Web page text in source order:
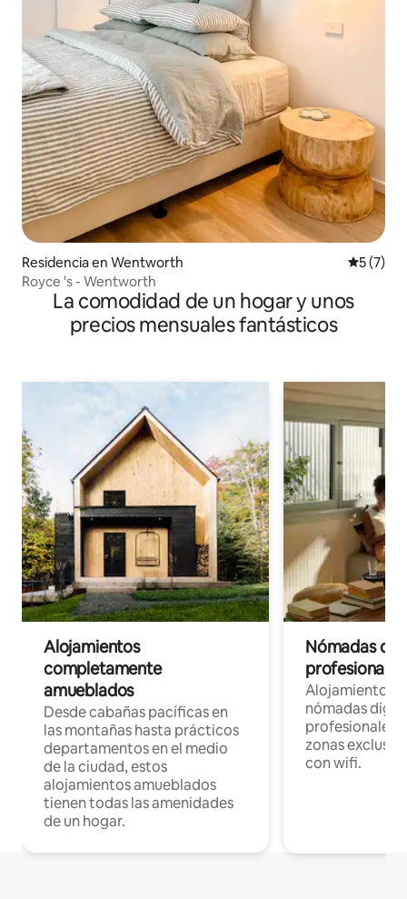
Residencia en Wentworth
5 (7)
Royce 's - Wentworth
La comodidad de un hogar y unos
precios mensuales fantásticos
Alojamientos
completamente
amueblados
Desde cabañas pacíficas en
las montañas hasta prácticos
departamentos en el medio
de la ciudad, estos
alojamientos amueblados
tienen todas las amenidades
de un hogar.
Nómadas
Alojamientos
nómadas
profesionales
zonas
con wifi.